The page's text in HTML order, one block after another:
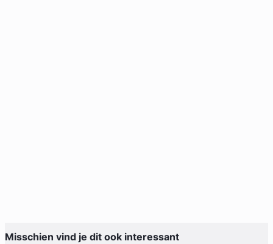
Misschien vind je dit ook interessant